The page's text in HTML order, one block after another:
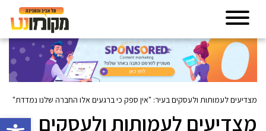
פתח
מצדיעים לעמותות ולעסקים בעיר: "אין ספק כי ברגעים אלו החברה שלנו נמדדת"
מצדיעים לעמותות ולעסקים